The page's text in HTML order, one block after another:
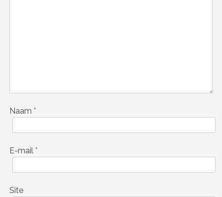
Naam *
E-mail *
Site